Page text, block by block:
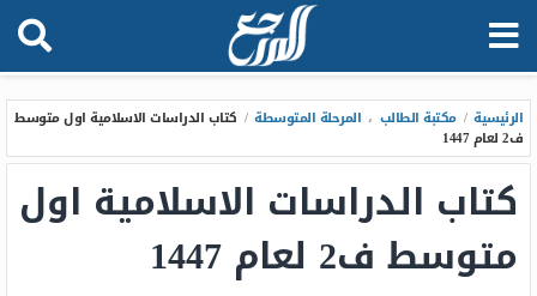
الرئيسية / مكتبة الطالب ، المرحلة المتوسطة / كتاب الدراسات الاسلامية اول متوسط
ف2 لعام 1447
كتاب الدراسات الاسلامية اول
متوسط ف2 لعام 1447